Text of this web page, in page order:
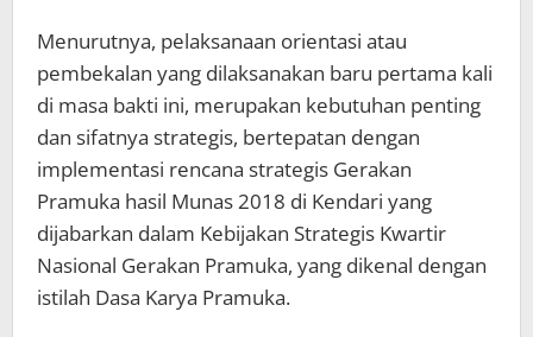
Menurutnya, pelaksanaan orientasi atau
pembekalan yang dilaksanakan baru pertama kali
di masa bakti ini, merupakan kebutuhan penting
dan sifatnya strategis, bertepatan dengan
implementasi rencana strategis Gerakan
Pramuka hasil Munas 2018 di Kendari yang
dijabarkan dalam Kebijakan Strategis Kwartir
Nasional Gerakan Pramuka, yang dikenal dengan
istilah Dasa Karya Pramuka.